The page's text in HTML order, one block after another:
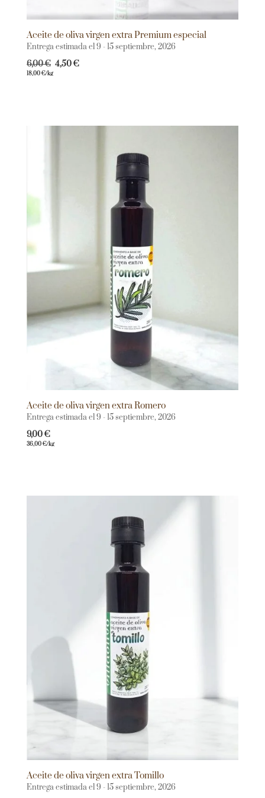
Aceite de oliva virgen extra Premium especial
Entrega estimada el 9 - 15 septiembre, 2026
6,00€ 4,50€
18,00€/kg
Aceite de oliva virgen extra Romero
Entrega estimada el 9 - 15 septiembre, 2026
9,00€
36,00€/kg
Aceite de oliva virgen extra Tomillo
Entrega estimada el 9 - 15 septiembre, 2026